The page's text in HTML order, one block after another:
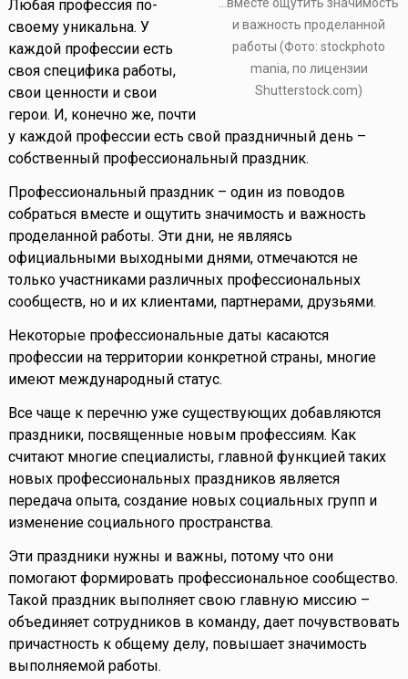
и важность проделанной
работы (Фото: stockphoto
mania, по лицензии
Shutterstock.com)
Любая профессия по-
своему уникальна. У
каждой профессии есть
своя специфика работы,
свои ценности и свои
герои. И, конечно же, почти
у каждой профессии есть свой праздничный день –
собственный профессиональный праздник.
Профессиональный праздник – один из поводов
собраться вместе и ощутить значимость и важность
проделанной работы. Эти дни, не являясь
официальными выходными днями, отмечаются не
только участниками различных профессиональных
сообществ, но и их клиентами, партнерами, друзьями.
Некоторые профессиональные даты касаются
профессии на территории конкретной страны, многие
имеют международный статус.
Все чаще к перечню уже существующих добавляются
праздники, посвященные новым профессиям. Как
считают многие специалисты, главной функцией таких
новых профессиональных праздников является
передача опыта, создание новых социальных групп и
изменение социального пространства.
Эти праздники нужны и важны, потому что они
помогают формировать профессиональное сообщество.
Такой праздник выполняет свою главную миссию –
объединяет сотрудников в команду, дает почувствовать
причастность к общему делу, повышает значимость
выполняемой работы.